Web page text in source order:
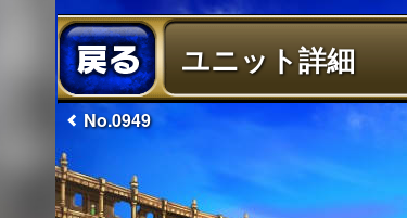
ユニット詳細
No.0949